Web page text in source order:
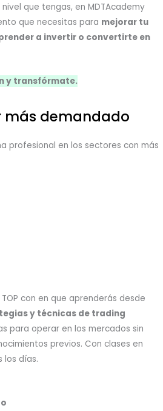
que tengas, en MDTAcademy
que necesitas para mejorar tu
a invertir o convertirte en
y transfórmate.
más demandado
profesional en los sectores con más
con en que aprenderás desde
y técnicas de trading
para operar en los mercados sin
previos. Con clases en
los días.